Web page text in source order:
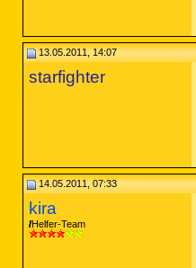
13.05.2011, 14:07
starfighter
14.05.2011, 07:33
kira
Helfer-Team